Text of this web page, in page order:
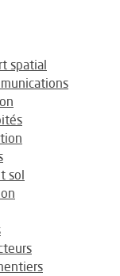
spatial
sol